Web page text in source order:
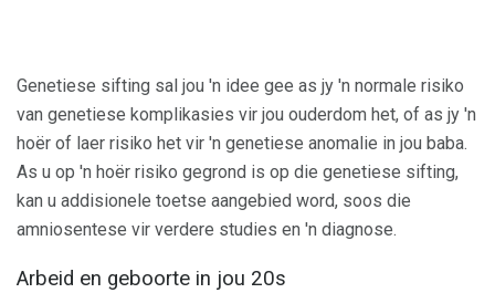
Genetiese sifting sal jou 'n idee gee as jy 'n normale risiko
van genetiese komplikasies vir jou ouderdom het, of as jy 'n
hoër of laer risiko het vir 'n genetiese anomalie in jou baba.
As u op 'n hoër risiko gegrond is op die genetiese sifting,
kan u addisionele toetse aangebied word, soos die
amniosentese vir verdere studies en 'n diagnose.
Arbeid en geboorte in jou 20s